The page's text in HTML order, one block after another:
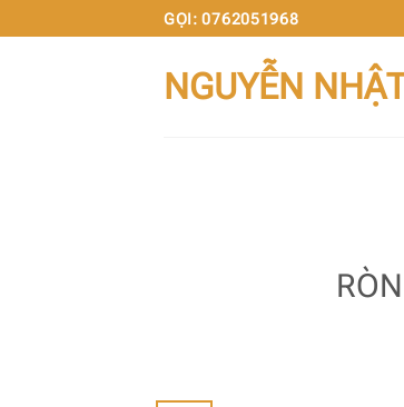
GỌI: 0762051968
NGUYỄN